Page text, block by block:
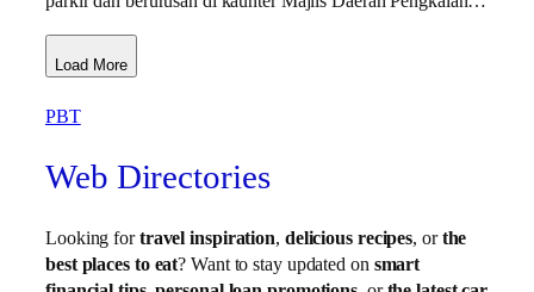
Load More
PBT
Web Directories
Looking fortravel inspiration, delicious recipes, orthe
best places to eat? Want to stay updated on smart